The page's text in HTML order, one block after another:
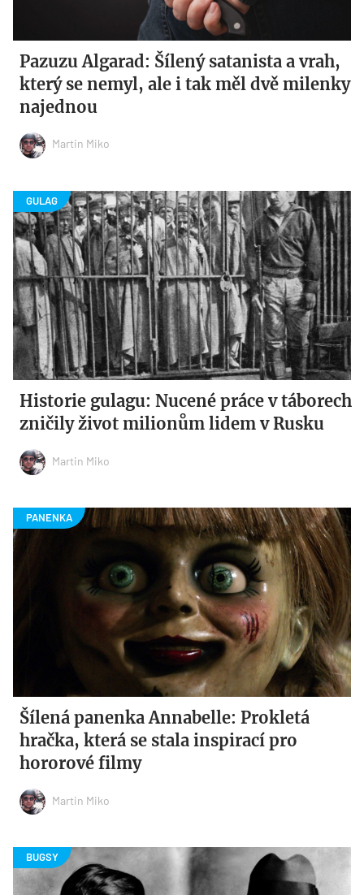
Pazuzu Algarad: Šílený satanista a vrah,
který se nemyl, ale i tak měl dvě milenky
najednou
Martin Miko
Historie gulagu: Nucené práce v táborech
zničily život milionům lidem v Rusku
Martin Miko
Šílená panenka Annabelle: Prokletá
hračka, která se stala inspirací pro
hororové filmy
Martin Miko